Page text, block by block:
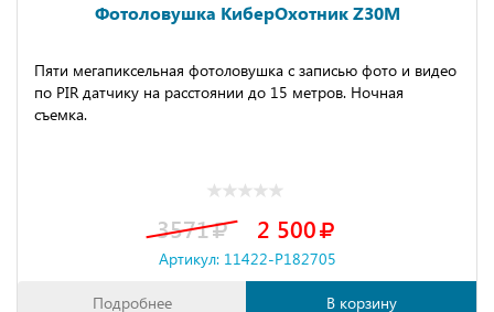
Фотоловушка КиберОхотник Z30M
Пяти мегапиксельная фотоловушка с записью фото и видео
по PIR датчику на расстоянии до 15 метров. Ночная
съемка.
3571 2 500
Артикул: 11422-P182705
Подробнее В корзину